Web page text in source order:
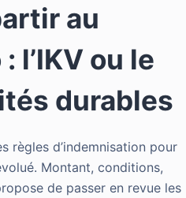
au
l’IKV ou le
durables
règles d’indemnisation pour
Montant, conditions,
de passer en revue les